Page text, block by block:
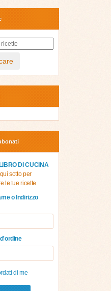
LIBRO DI CUCINA
sotto per
le tue ricette
o Indirizzo
di me